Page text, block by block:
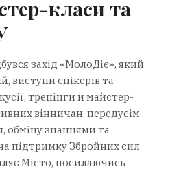
класи та
захід «МолоДіє», який
виступи спікерів та
тренінги й майстер-
вінничан, передусім
обміну знаннями та
підтримку Збройних сил
Місто, посилаючись